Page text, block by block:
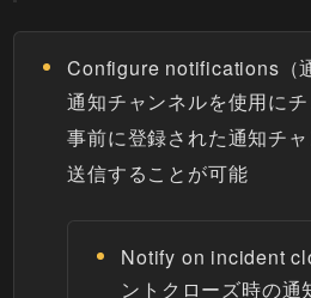
Configure notifications（
通知チャンネルを使用にチ
事前に登録された通知チ
送信することが可能
Notify on incident
ントクローズ時の通